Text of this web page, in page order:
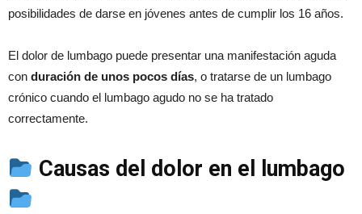
posibilidades de darse en jóvenes antes de cumplir los 16 años.
El dolor de lumbago puede presentar una manifestación aguda
con duración de unos pocos días, o tratarse de un lumbago
crónico cuando el lumbago agudo no se ha tratado
correctamente.
Causas del dolor en el lumbago